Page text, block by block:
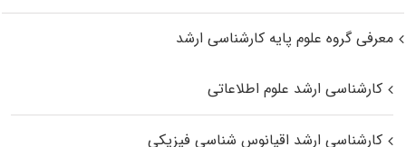
معرفی گروه علوم پایه کارشناسی ارشد
کارشناسی ارشد علوم اطلاعاتی
کارشناسی ارشد اقیانوس‌ شناسی فیزیکی